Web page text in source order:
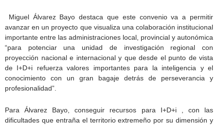
Miguel Álvarez Bayo destaca que este convenio va a permitir
avanzar en un proyecto que visualiza una colaboración institucional
importante entre las administraciones local, provincial y autonómica
“para potenciar una unidad de investigación regional con
proyección nacional e internacional y que desde el punto de vista
de I+D+i refuerza valores importantes para la inteligencia y el
conocimiento con un gran bagaje detrás de perseverancia y
profesionalidad”.
Para Álvarez Bayo, conseguir recursos para I+D+i , con las
dificultades que entraña el territorio extremeño por su dimensión y